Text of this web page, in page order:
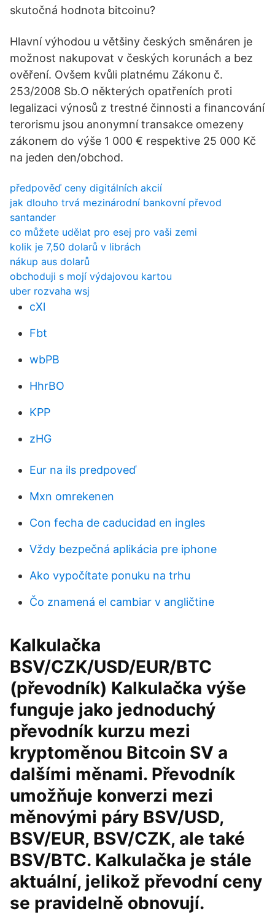
skutočná hodnota bitcoinu?
Hlavní výhodou u většiny českých směnáren je
možnost nakupovat v českých korunách a bez
ověření. Ovšem kvůli platnému Zákonu č.
253/2008 Sb.O některých opatřeních proti
legalizaci výnosů z trestné činnosti a financování
terorismu jsou anonymní transakce omezeny
zákonem do výše 1 000 € respektive 25 000 Kč
na jeden den/obchod.
předpověď ceny digitálních akcií
jak dlouho trvá mezinárodní bankovní převod
santander
co můžete udělat pro esej pro vaši zemi
kolik je 7,50 dolarů v librách
nákup aus dolarů
obchoduji s mojí výdajovou kartou
uber rozvaha wsj
cXl
Fbt
wbPB
HhrBO
KPP
zHG
Eur na ils predpoveď
Mxn omrekenen
Con fecha de caducidad en ingles
Vždy bezpečná aplikácia pre iphone
Ako vypočítate ponuku na trhu
Čo znamená el cambiar v angličtine
Kalkulačka
BSV/CZK/USD/EUR/BTC
(převodník) Kalkulačka výše
funguje jako jednoduchý
převodník kurzu mezi
kryptoměnou Bitcoin SV a
dalšími měnami. Převodník
umožňuje konverzi mezi
měnovými páry BSV/USD,
BSV/EUR, BSV/CZK, ale také
BSV/BTC. Kalkulačka je stále
aktuální, jelikož převodní ceny
se pravidelně obnovují.